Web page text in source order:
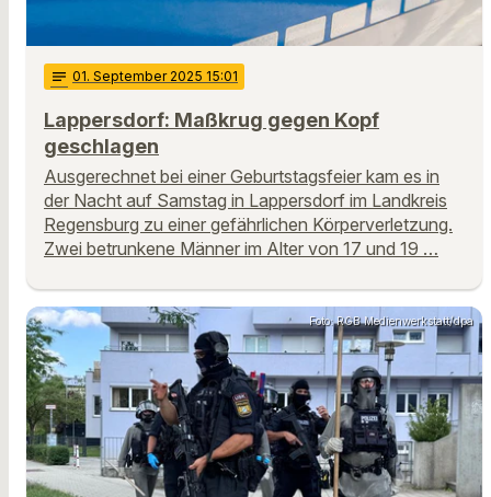
notes 01. September 2025 15:01
Lappersdorf: Maßkrug gegen Kopf
geschlagen
Ausgerechnet bei einer Geburtstagsfeier kam es in
der Nacht auf Samstag in Lappersdorf im Landkreis
Regensburg zu einer gefährlichen Körperverletzung.
Zwei betrunkene Männer im Alter von 17 und 19 …
Foto: RGB Medienwerkstatt/dpa